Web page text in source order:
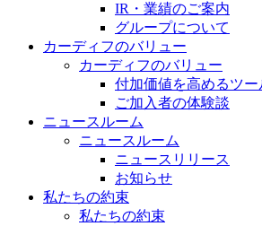
IR・業績のご案内
グループについて
カーディフのバリュー
カーディフのバリュー
付加価値を高めるツー
ご加入者の体験談
ニュースルーム
ニュースルーム
ニュースリリース
お知らせ
私たちの約束
私たちの約束